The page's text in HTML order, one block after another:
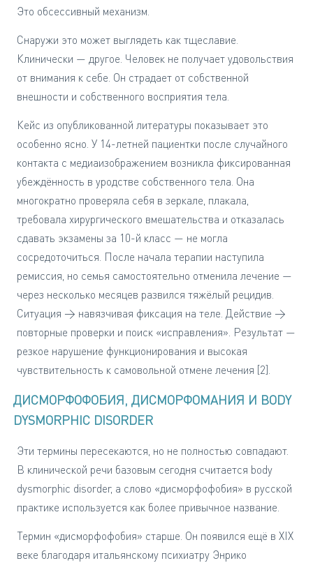
Это обсессивный механизм.
Снаружи это может выглядеть как тщеславие.
Клинически — другое. Человек не получает удовольствия
от внимания к себе. Он страдает от собственной
внешности и собственного восприятия тела.
Кейс из опубликованной литературы показывает это
особенно ясно. У 14-летней пациентки после случайного
контакта с медиаизображением возникла фиксированная
убеждённость в уродстве собственного тела. Она
многократно проверяла себя в зеркале, плакала,
требовала хирургического вмешательства и отказалась
сдавать экзамены за 10-й класс — не могла
сосредоточиться. После начала терапии наступила
ремиссия, но семья самостоятельно отменила лечение —
через несколько месяцев развился тяжёлый рецидив.
Ситуация → навязчивая фиксация на теле. Действие →
повторные проверки и поиск «исправления». Результат —
резкое нарушение функционирования и высокая
чувствительность к самовольной отмене лечения [2].
ДИСМОРФОФОБИЯ, ДИСМОРФОМАНИЯ И BODY
DYSMORPHIC DISORDER
Эти термины пересекаются, но не полностью совпадают.
В клинической речи базовым сегодня считается body
dysmorphic disorder, а слово «дисморфофобия» в русской
практике используется как более привычное название.
Термин «дисморфофобия» старше. Он появился ещё в XIX
веке благодаря итальянскому психиатру Энрико